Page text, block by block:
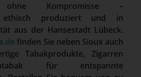
ohne Kompromisse –
ethisch produziert und in
aus der Hansestadt Lübeck.
finden Sie neben Sioux auch
Tabakprodukte, Zigarren
für entspannte